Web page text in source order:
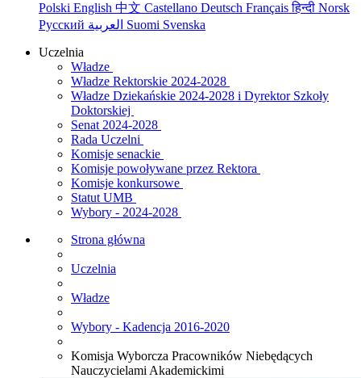
Polski English 中文 Castellano Deutsch Françaisहिन्दी Norsk
Русский
Suomi Svenska
Uczelnia
Władze
Władze Rektorskie 2024-2028
Władze Dziekańskie 2024-2028 i Dyrektor Szkoły
Doktorskiej
Senat 2024-2028
Rada Uczelni
Komisje senackie
Komisje powoływane przez Rektora
Komisje konkursowe
Statut UMB
Wybory - 2024-2028
Strona główna
Uczelnia
Władze
Wybory - Kadencja 2016-2020
Komisja Wyborcza Pracowników Niebędących
Nauczycielami Akademickimi